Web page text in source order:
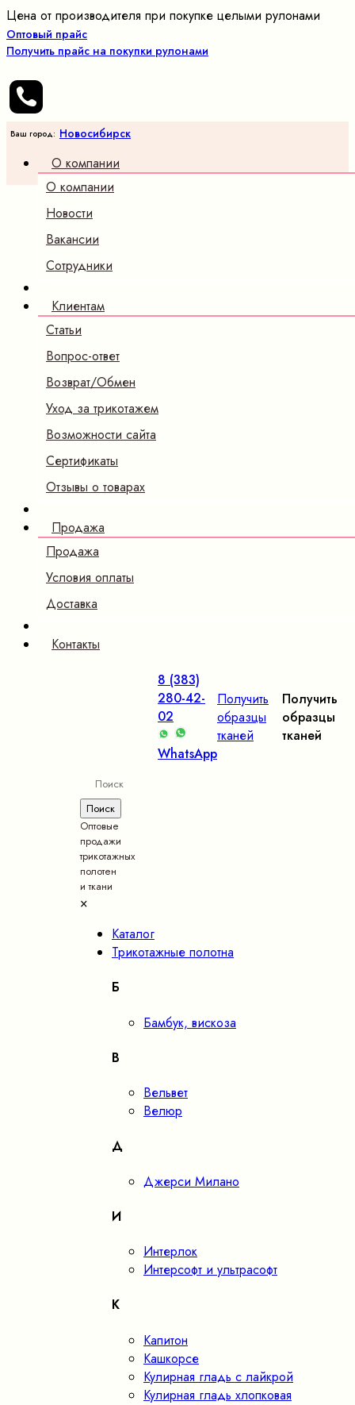
Цена от производителя при покупке целыми рулонами
Оптовый прайс
Получить прайс на покупки рулонами
Ваш город: Новосибирск
О компании
О компании
Новости
Вакансии
Сотрудники
Клиентам
Статьи
Вопрос-ответ
Возврат/Обмен
Уход за трикотажем
Возможности сайта
Сертификаты
Отзывы о товарах
Продажа
Продажа
Условия оплаты
Доставка
Контакты
8 (383)
280-42-
02
WhatsApp
Получить
образцы
тканей
Получить
образцы
тканей
Оптовые
продажи
трикотажных
полотен
и ткани
×
Каталог
Трикотажные полотна
Б
Бамбук, вискоза
В
Вельвет
Велюр
Д
Джерси Милано
И
Интерлок
Интерсофт и ультрасофт
К
Капитон
Кашкорсе
Кулирная гладь с лайкрой
Кулирная гладь хлопковая